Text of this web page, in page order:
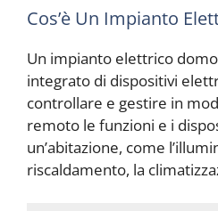
Cos’è Un Impianto
Un impianto elettrico
integrato di dispositivi
controllare e gestire in
remoto le funzioni e i
un’abitazione, come
riscaldamento, la